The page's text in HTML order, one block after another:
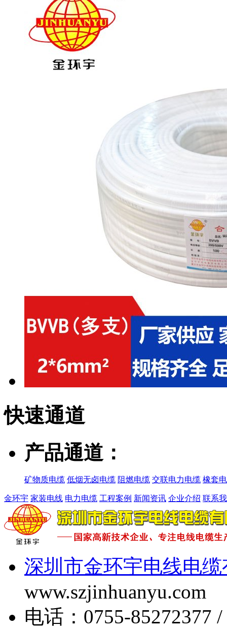
快速通道
产品通道：
矿物质电缆 低烟无卤电缆 阻燃电缆 交联电力电缆 橡套
金环宇 家装电线 电力电缆 工程案例 新闻资讯 企业介绍 联系
深圳市金环宇电线电
www.szjinhuanyu.com
电话：0755-85272377